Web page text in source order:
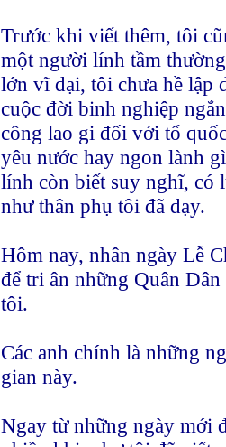
Trước khi viết thêm, tôi
một người lính tầm
lớn vĩ đại, tôi chưa hề lập
cuộc đời binh nghiệp
công lao gi đối với tổ
yêu nước hay ngon lành
lính còn biết suy nghĩ, có
như thân phụ tôi đã dạy.
Hôm nay, nhân ngày Lễ
để tri ân những Quân
tôi.
Các anh chính là những
gian này.
Ngay từ những ngày mới